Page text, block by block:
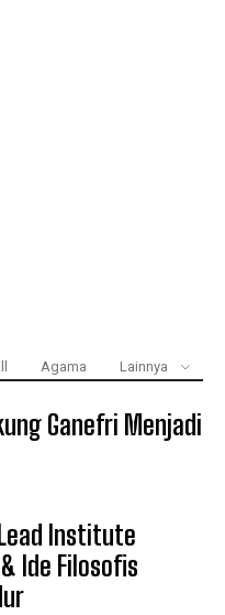
Agama Lainnya
Ganefri Menjadi
Institute
Ide Filosofis